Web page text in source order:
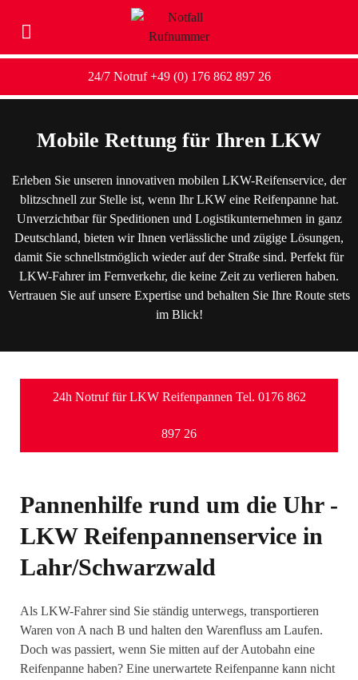
24/7 Notruf +49 (0) 176 862 897 26
Mobile Rettung für Ihren LKW
Erleben Sie unseren innovativen mobilen LKW-Reifenservice, der
blitzschnell zur Stelle ist, wenn Ihr LKW eine Reifenpanne hat.
Unverzichtbar für Speditionen und Logistikunternehmen in ganz
Deutschland, bieten wir Ihnen verlässliche und zügige Lösungen,
damit Sie schnellstmöglich wieder auf der Straße sind. Perfekt für
LKW-Fahrer im Fernverkehr, die keine Zeit zu verlieren haben.
Vertrauen Sie auf unsere Expertise und behalten Sie Ihre Route stets
im Blick!
24h Notruf für LKW Reifenpannen Tel. 0176 862
897 26
Pannenhilfe rund um die Uhr -
LKW Reifenpannenservice in
Lahr/Schwarzwald
Als LKW-Fahrer sind Sie ständig unterwegs, transportieren
Waren von A nach B und halten den Warenfluss am Laufen.
Doch was passiert, wenn Sie mitten auf der Autobahn eine
Reifenpanne haben? Eine unerwartete Reifenpanne kann nicht